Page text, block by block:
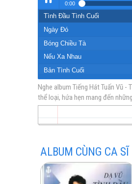
Nhạc
vàng
trữ
0:00
Tình Đầu Tình Cuối
Ngày Đó
Bóng Chiều Tà
Nếu Xa Nhau
Bản Tình Cuối
Buồn Vương Màu Áo
Tôi Đi Giữa Hoàng Hôn
Ngăn Cách
Nghe album Tiếng Hát Tuấn Vũ
thể loại, hứa hẹn mang đến
ALBUM CÙNG CA SĨ